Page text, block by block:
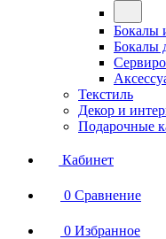
Бокалы
Бокалы
Текстиль
Декор и
Подарочные
Кабинет
0 Сравнение
0 Избранное